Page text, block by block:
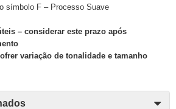
símbolo F – Processo Suave
– considerar este prazo após
variação de tonalidade e tamanho